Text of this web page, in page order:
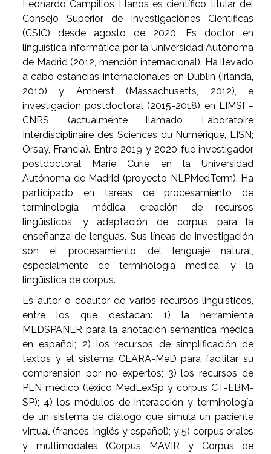
Leonardo Campillos Llanos es científico titular del
Consejo Superior de Investigaciones Científicas
(CSIC) desde agosto de 2020. Es doctor en
lingüística informática por la Universidad Autónoma
de Madrid (2012, mención internacional). Ha llevado
a cabo estancias internacionales en Dublín (Irlanda,
2010) y Amherst (Massachusetts, 2012), e
investigación postdoctoral (2015-2018) en LIMSI –
CNRS (actualmente llamado Laboratoire
Interdisciplinaire des Sciences du Numérique, LISN;
Orsay, Francia). Entre 2019 y 2020 fue investigador
postdoctoral Marie Curie en la Universidad
Autónoma de Madrid (proyecto NLPMedTerm). Ha
participado en tareas de procesamiento de
terminología médica, creación de recursos
lingüísticos, y adaptación de corpus para la
enseñanza de lenguas. Sus líneas de investigación
son el procesamiento del lenguaje natural,
especialmente de terminología médica, y la
lingüística de corpus.
Es autor o coautor de varios recursos lingüísticos,
entre los que destacan: 1) la herramienta
MEDSPANER para la anotación semántica médica
en español; 2) los recursos de simplificación de
textos y el sistema CLARA-MeD para facilitar su
comprensión por no expertos; 3) los recursos de
PLN médico (léxico MedLexSp y corpus CT-EBM-
SP); 4) los módulos de interacción y terminología
de un sistema de diálogo que simula un paciente
virtual (francés, inglés y español); y 5) corpus orales
y multimodales (Corpus MAVIR y Corpus de